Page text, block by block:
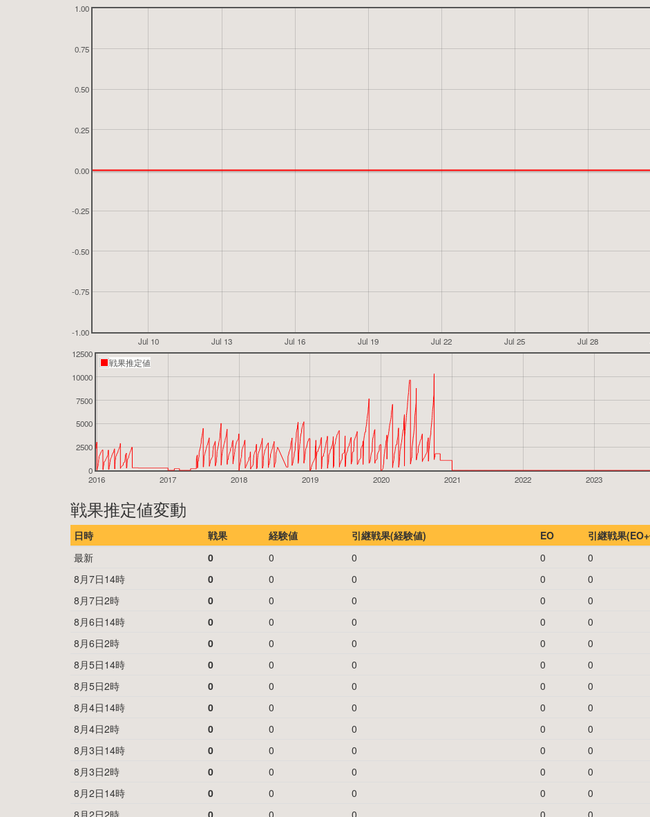
Jul 10 Jul 13 Jul 16 Jul 19 Jul 22 Jul 25 Jul 28
-1.00
-0.75
-0.50
-0.25
0.00
0.25
0.50
0.75
1.00
2016 2017 2018 2019 2020 2021 2022 2023
0
2500
5000
7500
10000
12500
戦果推定値
戦果推定値変動
日時 戦果 経験値 引継戦果(経験値) EO 引継戦果
最新
0 0 0 0 0
8月7日14時
0 0 0 0 0
8月7日2時
0 0 0 0 0
8月6日14時
0 0 0 0 0
8月6日2時
0 0 0 0 0
8月5日14時
0 0 0 0 0
8月5日2時
0 0 0 0 0
8月4日14時
0 0 0 0 0
8月4日2時
0 0 0 0 0
8月3日14時
0 0 0 0 0
8月3日2時
0 0 0 0 0
8月2日14時
0 0 0 0 0
8月2日2時
0 0 0 0 0